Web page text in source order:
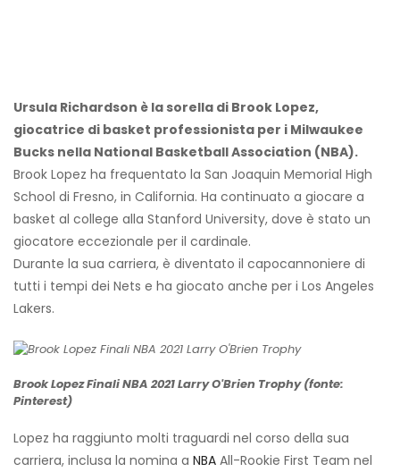
Ursula Richardson è la sorella di Brook Lopez,
giocatrice di basket professionista per i Milwaukee
Bucks nella National Basketball Association (NBA).
Brook Lopez ha frequentato la San Joaquin Memorial High
School di Fresno, in California. Ha continuato a giocare a
basket al college alla Stanford University, dove è stato un
giocatore eccezionale per il cardinale.
Durante la sua carriera, è diventato il capocannoniere di
tutti i tempi dei Nets e ha giocato anche per i Los Angeles
Lakers.
Brook Lopez Finali NBA 2021 Larry O'Brien Trophy (fonte:
Pinterest)
Lopez ha raggiunto molti traguardi nel corso della sua
carriera, inclusa la nomina a NBA All-Rookie First Team nel